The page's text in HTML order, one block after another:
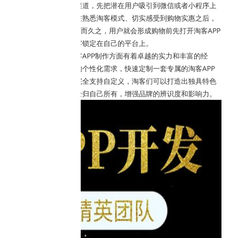
营，通过线上线下多种渠道，先把潜在用户吸引到微信或者小程序上
进行初步体验。让用户在熟悉淘客模式、切实感受到购物实惠之后，
再引导他们下载APP。久而久之，用户就会形成购物前先打开淘客APP
的习惯，从而将流量牢牢锁定在自己的平台上。
花卷云在原生淘宝客APP制作方面有着卓越的实力和丰富的经
验。它能够根据淘客们的个性化需求，快速定制一套专属的淘客APP
系统。在页面设计上，完全支持自定义，淘客们可以打造出独具特色
的品牌界面，让品牌完全归自己所有，增强品牌的辨识度和影响力。